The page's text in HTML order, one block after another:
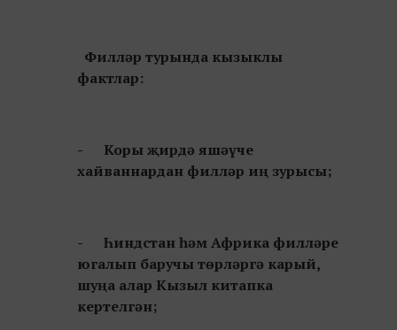
Филләр турында кызыклы
фактлар:
- Коры җирдә яшәүче
хайваннардан филләр иң зурысы;
- Һиндстан һәм Африка филләре
югалып баручы төрләргә карый,
шуңа алар Кызыл китапка
кертелгән;